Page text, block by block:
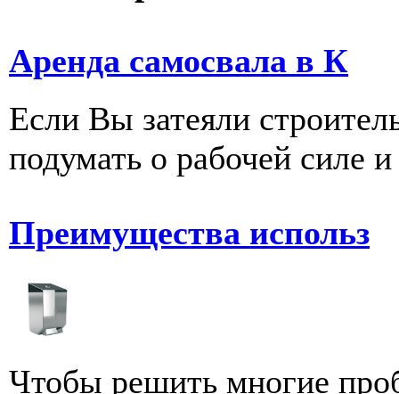
Аренда самосвала в К
Если Вы затеяли
подумать о рабочей силе
Преимущества использ
Чтобы решить многие